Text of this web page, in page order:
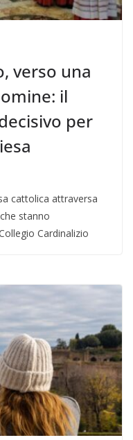
verso una
il
per
cattolica attraversa
stanno
Cardinalizio